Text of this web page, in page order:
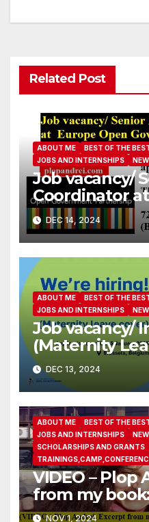
Related Post
ABOUT ME BEST OF THE
JOBS AND INTERNSHIPS
Job vacancy/
Coordinator at Europe
Government
DEC 14, 2024
ABOUT ME BEST OF THE
JOBS AND INTERNSHIPS
Job vacancy/
(Maternity
Eastern
Society Forum
DEC 13, 2024
ABOUT ME BEST OF THE
JOBS AND INTERNSHIPS
SCHOLARSHIPS AND GRANTS
VIDEO – Plop
from my
afraid I’ll
NOV 1, 2024